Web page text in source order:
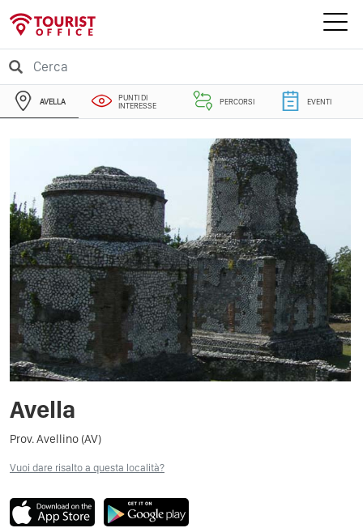
AVELLA
PUNTI DI
INTERESSE
PERCORSI EVENTI
Avella
Prov. Avellino (AV)
Vuoi dare risalto a questa località?